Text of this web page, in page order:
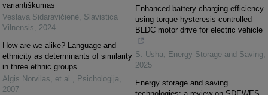
variantiškumas
Veslava Sidaravičienė, Slavistica
Vilnensis, 2024
How are we alike? Language and
ethnicity as determinants of similarity
in three ethnic groups
Algis Norvilas, et al. , Psichologija,
2007
Enhanced battery charging efficiency
using torque hysteresis controlled
BLDC motor drive for electric vehicle
S. Usha, Energy Storage and Saving,
2025
Energy storage and saving